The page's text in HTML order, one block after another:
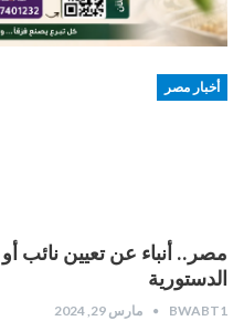
أخبار مصر
مصر.. أنباء عن تعيين نائب
الدستورية
BWABT1 مارس 29, 2024